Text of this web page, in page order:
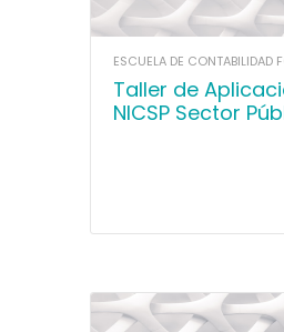
ESCUELA DE CONTABILIDAD
Taller de Aplicación
NICSP Sector